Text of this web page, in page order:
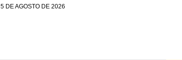
5 DE AGOSTO DE 2026